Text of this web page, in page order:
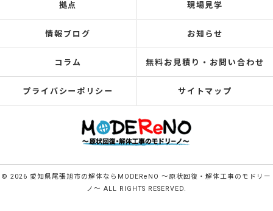
拠点 現場見学
情報ブログ お知らせ
コラム 無料お見積り・お問い合わせ
プライバシーポリシー サイトマップ
© 2026 愛知県尾張旭市の解体ならMODEReNO ～原状回復・解体工事のモドリー
ノ～ ALL RIGHTS RESERVED.